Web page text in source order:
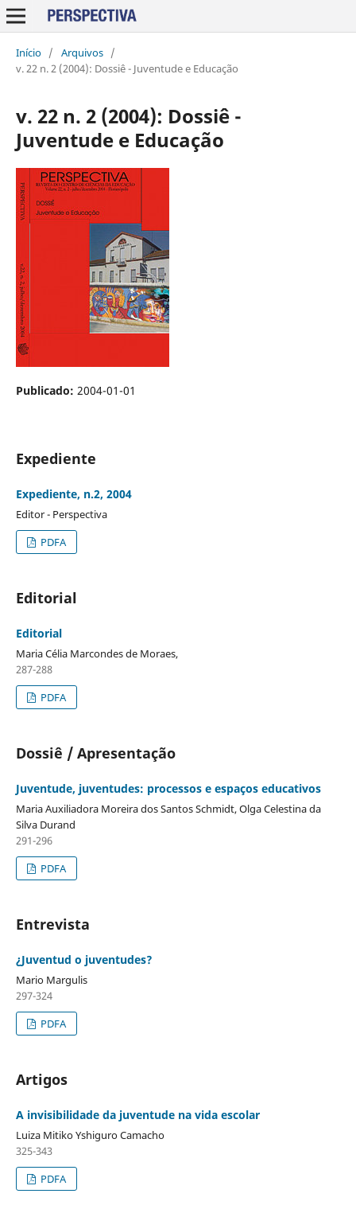
Início / Arquivos /
v. 22 n. 2 (2004): Dossiê - Juventude e Educação
v. 22 n. 2 (2004): Dossiê -
Juventude e Educação
Publicado: 2004-01-01
Expediente
Expediente, n.2, 2004
Editor - Perspectiva
PDFA
Editorial
Editorial
Maria Célia Marcondes de Moraes,
287-288
PDFA
Dossiê / Apresentação
Juventude, juventudes: processos e espaços educativos
Maria Auxiliadora Moreira dos Santos Schmidt, Olga Celestina da
Silva Durand
291-296
PDFA
Entrevista
¿Juventud o juventudes?
Mario Margulis
297-324
PDFA
Artigos
A invisibilidade da juventude na vida escolar
Luiza Mitiko Yshiguro Camacho
325-343
PDFA